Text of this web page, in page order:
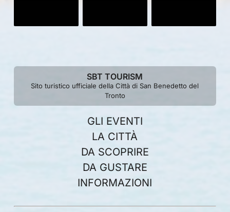
SBT TOURISM
Sito turistico ufficiale della Città di San Benedetto del
Tronto
GLI EVENTI
LA CITTÀ
DA SCOPRIRE
DA GUSTARE
INFORMAZIONI